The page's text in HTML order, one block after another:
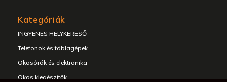
Kategóriák
INGYENES HELYKERESŐ
Telefonok és táblagépek
Okosórák és elektronika
Okos kiegészítők